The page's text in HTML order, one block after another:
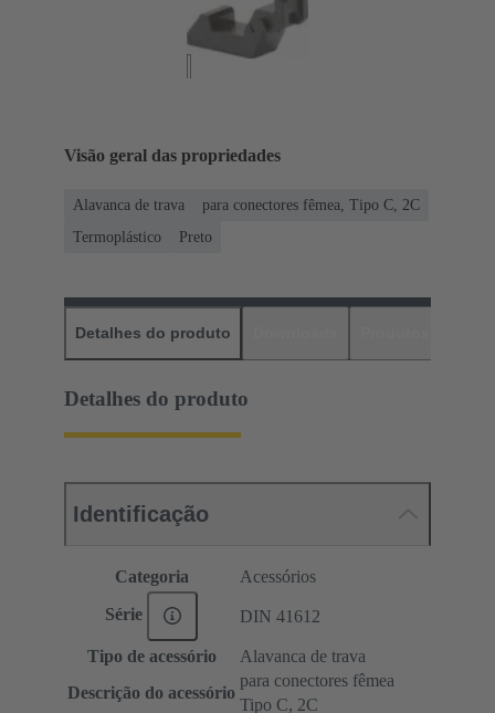
Visão geral das propriedades
Alavanca de trava
para conectores fêmea, Tipo C, 2C
Termoplástico
Preto
Detalhes do produto
Detalhes do produto
Identificação
Categoria Acessórios
Série DIN 41612
Tipo de acessório
Alavanca de trava
Descrição do acessório
para conectores fêmea
Tipo C, 2C